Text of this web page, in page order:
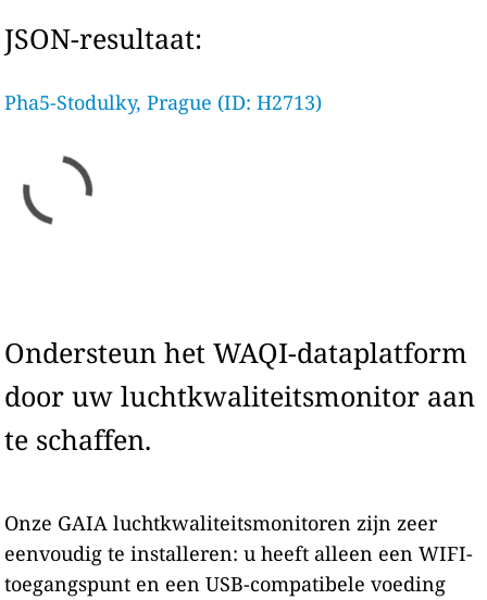
JSON-resultaat:
Pha5-Stodulky, Prague (ID: H2713)
Ondersteun het WAQI-dataplatform
door uw luchtkwaliteitsmonitor aan
te schaffen.
Onze GAIA luchtkwaliteitsmonitoren zijn zeer
eenvoudig te installeren: u heeft alleen een WIFI-
toegangspunt en een USB-compatibele voeding